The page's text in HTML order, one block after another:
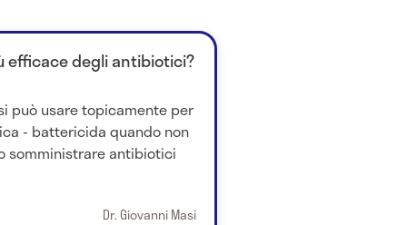
efficace degli antibiotici?
può usare topicamente per
- battericida quando non
somministrare antibiotici
Dr. Giovanni Masi